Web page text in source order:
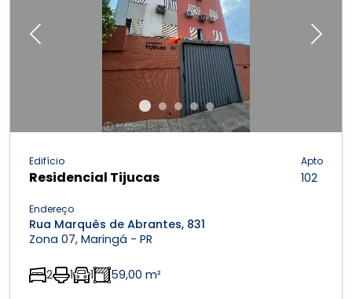
Previous Next
Edifício
Residencial Tijucas
Apto
102
Endereço
Rua Marquês de Abrantes, 831
Zona 07, Maringá - PR
2 1 1 59,00 m²